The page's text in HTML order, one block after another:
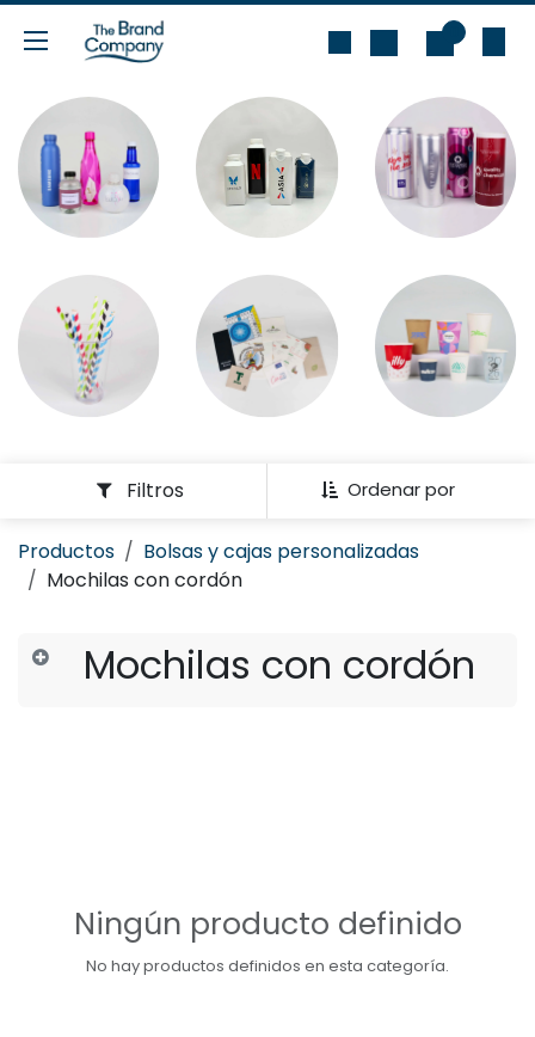
Ir al contenido
Ordenar por
Filtros
Productos
Bolsas y cajas personalizadas
Mochilas con cordón
Mochilas con cordón
Ningún producto definido
No hay productos definidos en esta categoría.